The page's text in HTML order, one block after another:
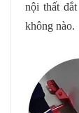
nội thất
không nào.